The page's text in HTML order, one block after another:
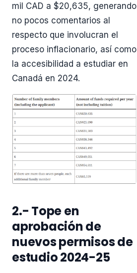
mil CAD a $20,635, generando
no pocos comentarios al
respecto que involucran el
proceso inflacionario, así como
la accesibilidad a estudiar en
Canadá en 2024.
2.- Tope en
aprobación de
nuevos permisos de
estudio 2024-25